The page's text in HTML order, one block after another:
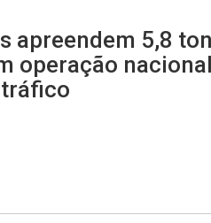
apreendem 5,8
operação